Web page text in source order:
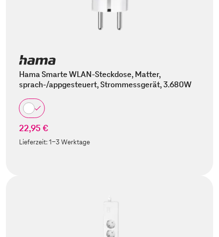
Hama Smarte WLAN-Steckdose, Matter,
sprach-/appgesteuert, Strommessgerät, 3.680W
22,95 €
Lieferzeit:1-3 Werktage